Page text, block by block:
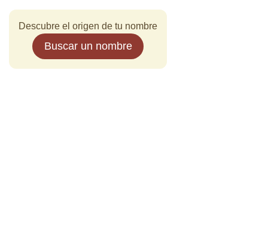
Descubre el origen de tu nombre
Buscar un nombre